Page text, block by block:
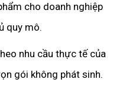
cho doanh nghiệp
quy mô.
nhu cầu thực tế của
gói không phát sinh.